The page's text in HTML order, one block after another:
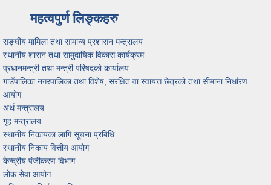
महत्वपुर्ण लिङ्कहरु
सङ्घीय मामिला तथा सामान्य प्रशासन मन्त्रालय
स्थानीय शासन तथा सामुदायिक विकास कार्यक्रम
प्रधानमन्त्री तथा मन्त्री परिषदको कार्यालय
गाउँपालिका नगरपालिका तथा विशेष, संरक्षित वा स्वायत्त छेत्रको तथा सीमाना निर्धारण
आयोग
अर्थ मन्त्रालय
गृह मन्त्रालय
स्थानीय निकायका लागि सूचना प्रबिधि
स्थानीय निकाय वित्तीय आयोग
केन्द्रीय पंजीकरण विभाग
लोक सेवा आयोग